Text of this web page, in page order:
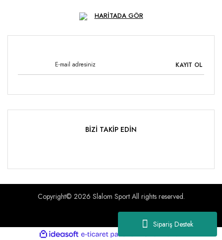
Sipariş Destek
HARİTADA GÖR
KAYIT OL
BİZİ TAKİP EDİN
Copyright© 2026 Slalom Sport All rights reserved.
ideasoft